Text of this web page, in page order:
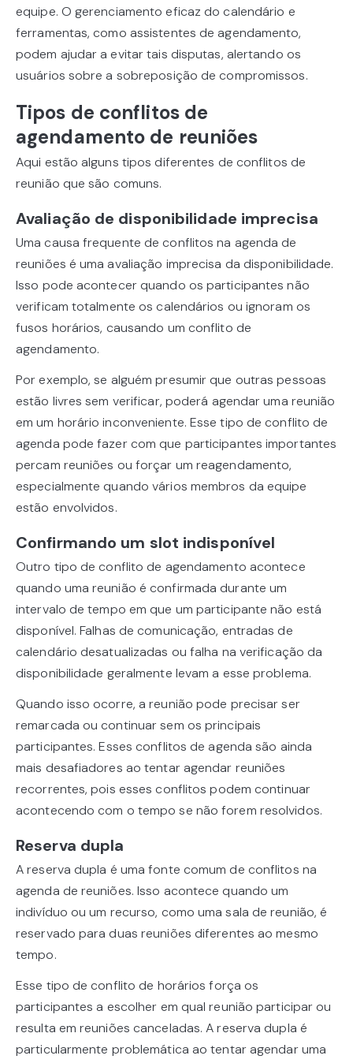
equipe. O gerenciamento eficaz do calendário e
ferramentas, como assistentes de agendamento,
podem ajudar a evitar tais disputas, alertando os
usuários sobre a sobreposição de compromissos.
Tipos de conflitos de
agendamento de reuniões
Aqui estão alguns tipos diferentes de conflitos de
reunião que são comuns.
Avaliação de disponibilidade imprecisa
Uma causa frequente de conflitos na agenda de
reuniões é uma avaliação imprecisa da disponibilidade.
Isso pode acontecer quando os participantes não
verificam totalmente os calendários ou ignoram os
fusos horários, causando um conflito de
agendamento.
Por exemplo, se alguém presumir que outras pessoas
estão livres sem verificar, poderá agendar uma reunião
em um horário inconveniente. Esse tipo de conflito de
agenda pode fazer com que participantes importantes
percam reuniões ou forçar um reagendamento,
especialmente quando vários membros da equipe
estão envolvidos.
Confirmando um slot indisponível
Outro tipo de conflito de agendamento acontece
quando uma reunião é confirmada durante um
intervalo de tempo em que um participante não está
disponível. Falhas de comunicação, entradas de
calendário desatualizadas ou falha na verificação da
disponibilidade geralmente levam a esse problema.
Quando isso ocorre, a reunião pode precisar ser
remarcada ou continuar sem os principais
participantes. Esses conflitos de agenda são ainda
mais desafiadores ao tentar agendar reuniões
recorrentes, pois esses conflitos podem continuar
acontecendo com o tempo se não forem resolvidos.
Reserva dupla
A reserva dupla é uma fonte comum de conflitos na
agenda de reuniões. Isso acontece quando um
indivíduo ou um recurso, como uma sala de reunião, é
reservado para duas reuniões diferentes ao mesmo
tempo.
Esse tipo de conflito de horários força os
participantes a escolher em qual reunião participar ou
resulta em reuniões canceladas. A reserva dupla é
particularmente problemática ao tentar agendar uma